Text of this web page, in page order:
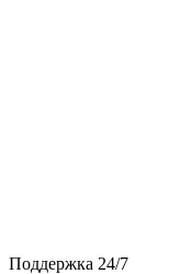
Поддержка 24/7